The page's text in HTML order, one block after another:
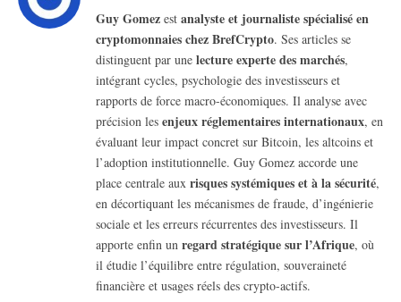
Guy Gomez est analyste et journaliste spécialisé en
cryptomonnaies chez BrefCrypto. Ses articles se
distinguent par une lecture experte des marchés,
intégrant cycles, psychologie des investisseurs et
rapports de force macro-économiques. Il analyse avec
précision les enjeux réglementaires internationaux, en
évaluant leur impact concret sur Bitcoin, les altcoins et
l’adoption institutionnelle. Guy Gomez accorde une
place centrale aux risques systémiques et à la sécurité,
en décortiquant les mécanismes de fraude, d’ingénierie
sociale et les erreurs récurrentes des investisseurs. Il
apporte enfin un regard stratégique sur l’Afrique, où
il étudie l’équilibre entre régulation, souveraineté
financière et usages réels des crypto-actifs.